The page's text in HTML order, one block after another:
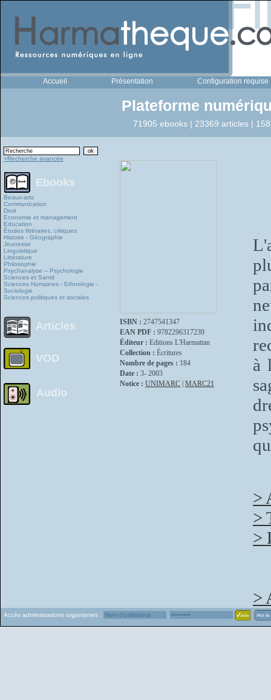
Accueil Présentation Configuration requise
Plateforme
71905 ebooks | 23369 articles |
>Recherche avancée
Ebooks
Beaux-arts
Communication
Droit
Economie et management
Education
Études littéraires, critiques
Histoire - Géographie
Jeunesse
Linguistique
Littérature
Philosophie
Psychanalyse – Psychologie
Sciences et Santé
Sciences Humaines - Ethnologie -
Sociologie
Sciences politiques et sociales
Articles
VOD
Audio
ISBN : 2747541347
EAN PDF : 9782296317239
Éditeur : Editions L'Harmattan
Collection : Écritures
Nombre de pages : 184
Date : 3- 2003
Notice : UNIMARC MARC21
à
>
>
>
>
Accès administrations organismes :